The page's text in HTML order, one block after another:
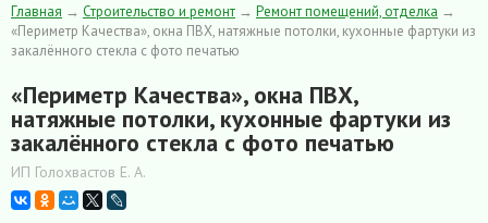
Главная → Строительство и ремонт → Ремонт помещений, отделка →
«Периметр Качества», окна ПВХ, натяжные потолки, кухонные фартуки из
закалённого стекла с фото печатью
«Периметр Качества», окна ПВХ,
натяжные потолки, кухонные фартуки из
закалённого стекла с фото печатью
ИП Голохвастов Е. А.